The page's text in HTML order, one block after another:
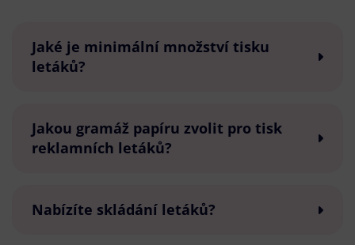
Jaké je minimální množství tisku
letáků?
Jakou gramáž papíru zvolit pro tisk
reklamních letáků?
Nabízíte skládání letáků?